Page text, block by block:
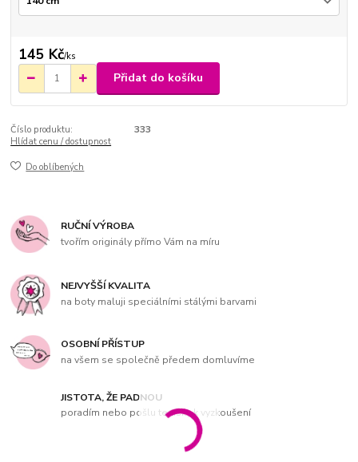
145 Kč/ks
Přidat do košíku
Číslo produktu:
333
Hlídat cenu / dostupnost
Do oblíbených
RUČNÍ VÝROBA
tvořím originály přímo Vám na míru
NEJVYŠŠÍ KVALITA
na boty maluji speciálními stálými barvami
OSOBNÍ PŘÍSTUP
na všem se společně předem domluvíme
JISTOTA, ŽE PADNOU
poradím nebo pošlu tenisky k vyzkoušení